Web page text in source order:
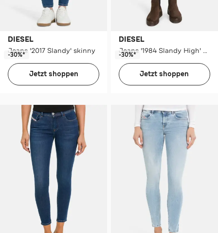
DIESEL
Jeans '2017 Slandy' skinny
-30%*
Jetzt shoppen
DIESEL
Jeans '1984 Slandy High' skinny
-30%*
Jetzt shoppen